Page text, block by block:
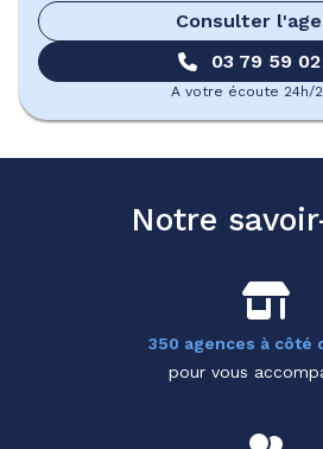
Consulter
03 79 59
A votre écoute 24h/
Notre
350 agences à côté
pour vous